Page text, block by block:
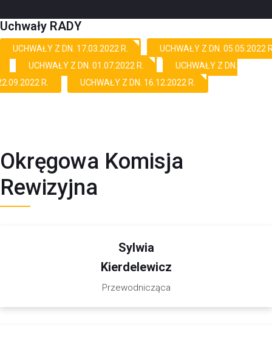
Uchwały RADY
UCHWAŁY Z DN. 17.03.2022 R.
UCHWAŁY Z DN. 05.05.2022
UCHWAŁY Z DN. 01.07.2022 R.
UCHWAŁY Z DN.
R.
UCHWAŁY Z DN. 16.12.2022 R.
Okręgowa Komisja
Rewizyjna
Sylwia
Kierdelewicz
Przewodnicząca